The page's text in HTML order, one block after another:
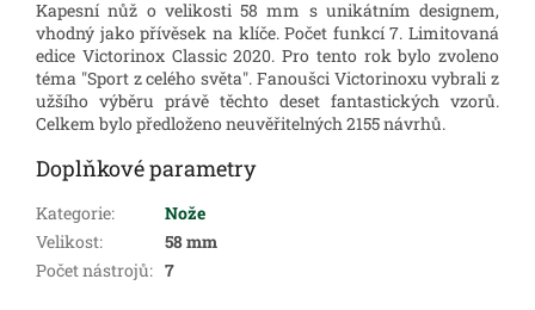
Kapesní nůž o velikosti 58 mm s unikátním designem,
vhodný jako přívěsek na klíče. Počet funkcí 7. Limitovaná
edice Victorinox Classic 2020. Pro tento rok bylo zvoleno
téma "Sport z celého světa". Fanoušci Victorinoxu vybrali z
užšího výběru právě těchto deset fantastických vzorů.
Celkem bylo předloženo neuvěřitelných 2155 návrhů.
Doplňkové parametry
Kategorie:
Nože
Velikost:
58 mm
Počet nástrojů: 7